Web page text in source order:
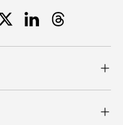
TwitterLinkedInThreads